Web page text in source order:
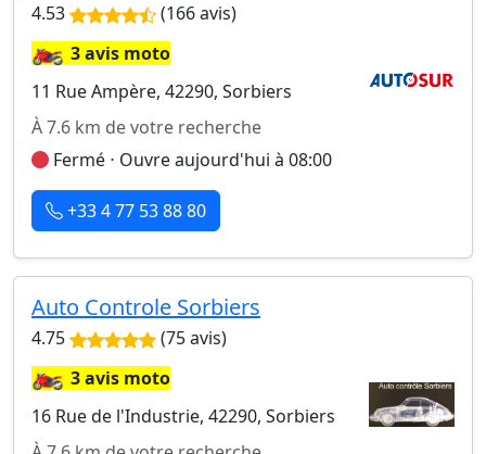
4.53 (166 avis)
🏍️3 avis moto
11 Rue Ampère, 42290, Sorbiers
À 7.6 km de votre recherche
Fermé ⋅ Ouvre aujourd'hui à 08:00
+33 4 77 53 88 80
Auto Controle Sorbiers
4.75 (75 avis)
🏍️3 avis moto
16 Rue de l'Industrie, 42290, Sorbiers